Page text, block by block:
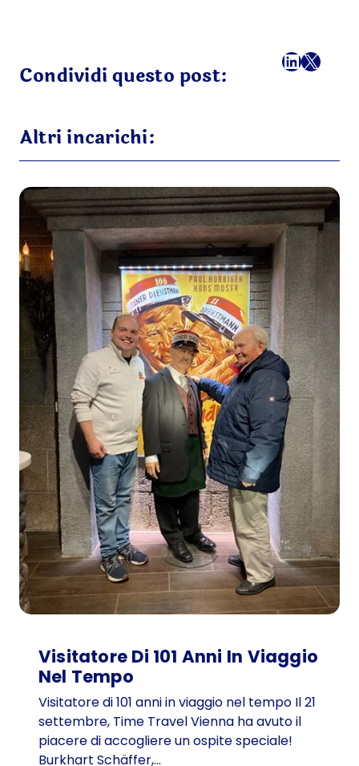
Condividi questo post:
Facebook
LinkedIn
X
Altri incarichi:
Visitatore Di 101 Anni In Viaggio
Nel Tempo
Visitatore di 101 anni in viaggio nel tempo Il 21
settembre, Time Travel Vienna ha avuto il
piacere di accogliere un ospite speciale!
Burkhart Schäffer,…